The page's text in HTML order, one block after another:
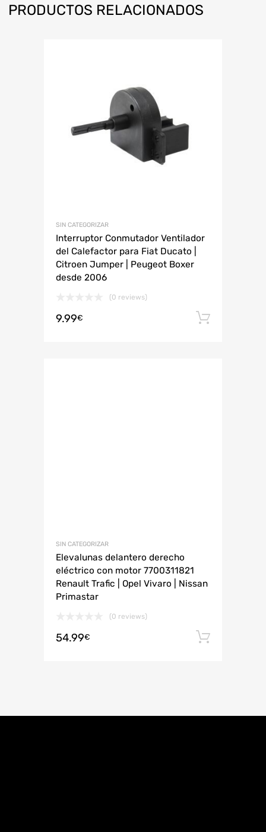
PRODUCTOS RELACIONADOS
SIN CATEGORIZAR
Interruptor Conmutador Ventilador
del Calefactor para Fiat Ducato |
Citroen Jumper | Peugeot Boxer
desde 2006
(0 reviews)
9.99€
SIN CATEGORIZAR
Elevalunas delantero derecho
eléctrico con motor 7700311821
Renault Trafic | Opel Vivaro | Nissan
Primastar
(0 reviews)
54.99€